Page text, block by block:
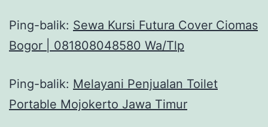
Ping-balik: Sewa Kursi Futura Cover Ciomas
Bogor | 081808048580 Wa/Tlp
Ping-balik: Melayani Penjualan Toilet
Portable Mojokerto Jawa Timur